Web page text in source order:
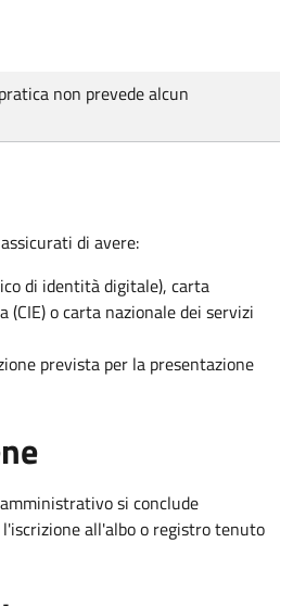
non prevede alcun
di avere:
di identità digitale), carta
(CIE) o carta nazionale dei servizi
prevista per la presentazione
si conclude
all'albo o registro tenuto